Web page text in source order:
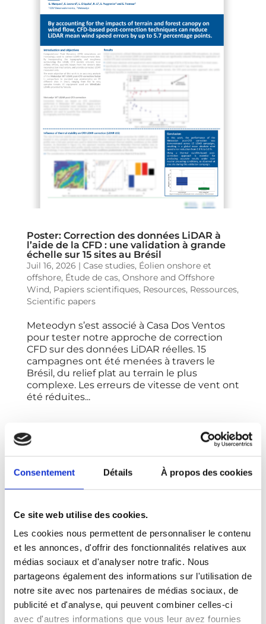
Consentement Détails À propos des cookies
Ce site web utilise des cookies.
Les cookies nous permettent de personnaliser le contenu
et les annonces, d'offrir des fonctionnalités relatives aux
médias sociaux et d'analyser notre trafic. Nous
partageons également des informations sur l'utilisation de
notre site avec nos partenaires de médias sociaux, de
publicité et d'analyse, qui peuvent combiner celles-ci
avec d'autres informations que vous leur avez fournies
Poster: Correction des données LiDAR à
l’aide de la CFD : une validation à grande
échelle sur 15 sites au Brésil
Juil 16, 2026 | Case studies, Éolien onshore et
offshore, Étude de cas, Onshore and Offshore
Wind, Papiers scientifiques, Resources, Ressources,
Scientific papers
Meteodyn s’est associé à Casa Dos Ventos
pour tester notre approche de correction
CFD sur des données LiDAR réelles. 15
campagnes ont été menées à travers le
Brésil, du relief plat au terrain le plus
complexe. Les erreurs de vitesse de vent ont
été réduites...